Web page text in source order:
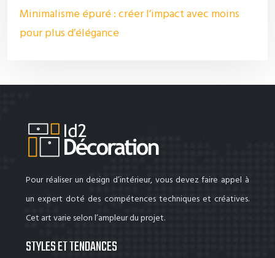
Minimalisme épuré : créer l’impact avec moins
pour plus d’élégance
Pour réaliser un design d’intérieur, vous devez faire appel à
un expert doté des compétences techniques et créatives.
Cet art varie selon l’ampleur du projet.
STYLES ET TENDANCES